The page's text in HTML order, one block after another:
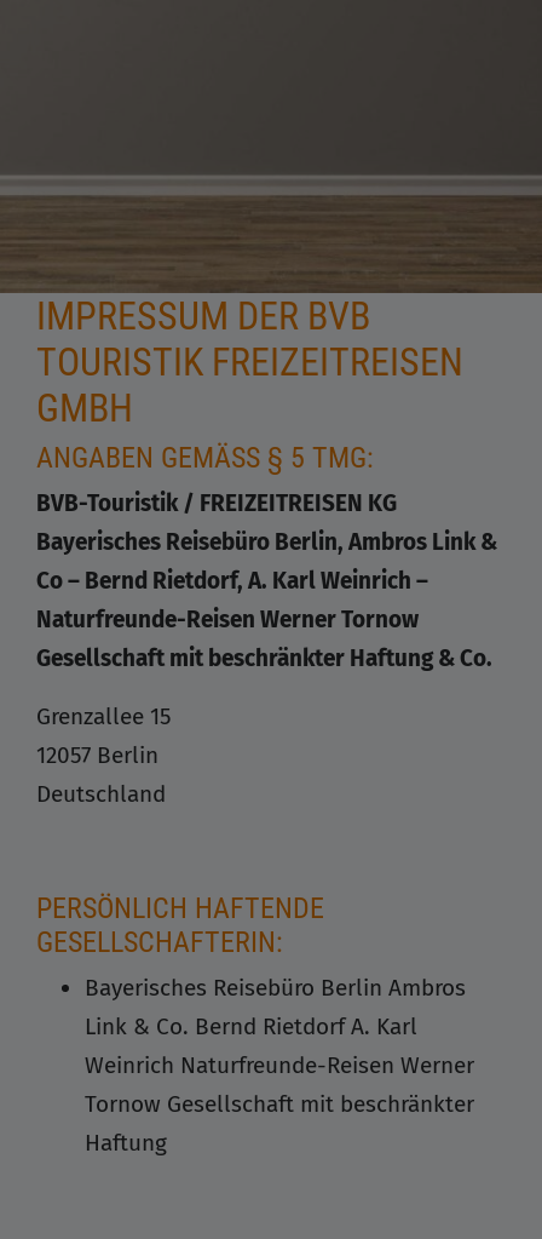
IMPRESSUM DER BVB
TOURISTIK FREIZEITREISEN
GMBH
ANGABEN GEMÄSS § 5 TMG:
BVB-Touristik / FREIZEITREISEN KG
Bayerisches Reisebüro Berlin, Ambros Link &
Co – Bernd Rietdorf, A. Karl Weinrich –
Naturfreunde-Reisen Werner Tornow
Gesellschaft mit beschränkter Haftung & Co.
Grenzallee 15
12057 Berlin
Deutschland
PERSÖNLICH HAFTENDE
GESELLSCHAFTERIN:
Bayerisches Reisebüro Berlin Ambros
Link & Co. Bernd Rietdorf A. Karl
Weinrich Naturfreunde-Reisen Werner
Tornow Gesellschaft mit beschränkter
Haftung